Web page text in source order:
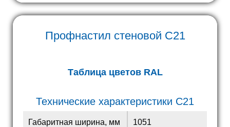
Профнастил стеновой С21
Таблица цветов RAL
Технические характеристики С21
Габаритная ширина, мм 1051